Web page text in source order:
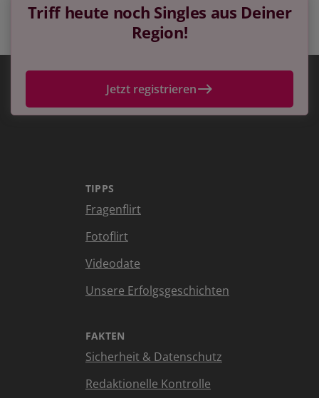
Triff heute noch Singles aus Deiner
Region!
Jetzt registrieren
TIPPS
Fragenflirt
Fotoflirt
Videodate
Unsere Erfolgsgeschichten
FAKTEN
Sicherheit & Datenschutz
Redaktionelle Kontrolle